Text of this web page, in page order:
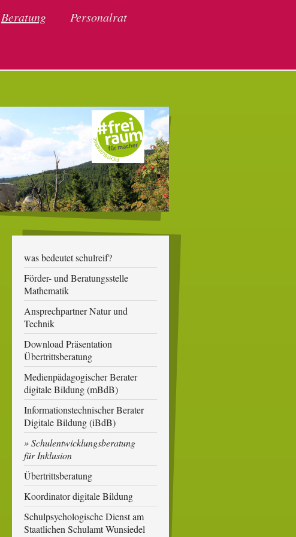
Beratung Personalrat
was bedeutet schulreif?
Förder- und Beratungsstelle
Mathematik
Ansprechpartner Natur und
Technik
Download Präsentation
Übertrittsberatung
Medienpädagogischer Berater
digitale Bildung (mBdB)
Informationstechnischer Berater
Digitale Bildung (iBdB)
Schulentwicklungsberatung
für Inklusion
Übertrittsberatung
Koordinator digitale Bildung
Schulpsychologische Dienst am
Staatlichen Schulamt Wunsiedel